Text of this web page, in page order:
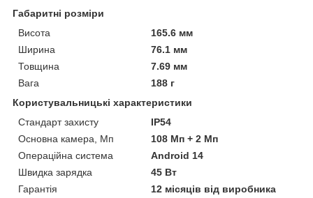
Габаритні розміри
Висота
165.6 мм
Ширина
76.1 мм
Товщина
7.69 мм
Вага
188 г
Користувальницькі характеристики
Стандарт захисту
IP54
Основна камера, Мп
108 Мп + 2 Мп
Операційна система
Android 14
Швидка зарядка
45 Вт
Гарантія
12 місяців від виробника